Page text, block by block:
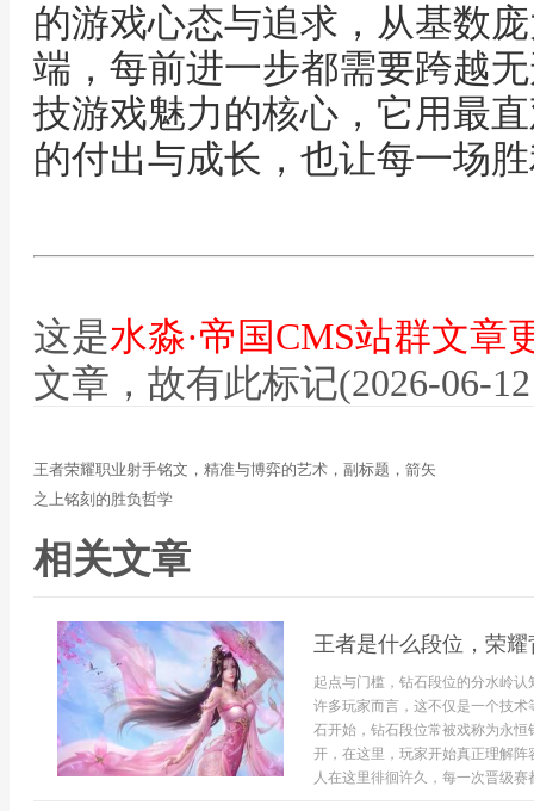
的游戏心态与追求，从基数
端，每前进一步都需要跨越
技游戏魅力的核心，它用最
的付出与成长，也让每一场
这是水淼·帝国CMS站群文章
文章，故有此标记(2026-06-
王者荣耀职业射手铭文，精准与博弈的艺术，副标题，箭矢
之上铭刻的胜负哲学
相关文章
王者是什么段位，荣
起点与门槛，钻石段位的分水岭
许多玩家而言，这不仅是一个技
石开始，钻石段位常被戏称为永
开，在这里，玩家开始真正理解
人在这里徘徊许久，每一次晋级